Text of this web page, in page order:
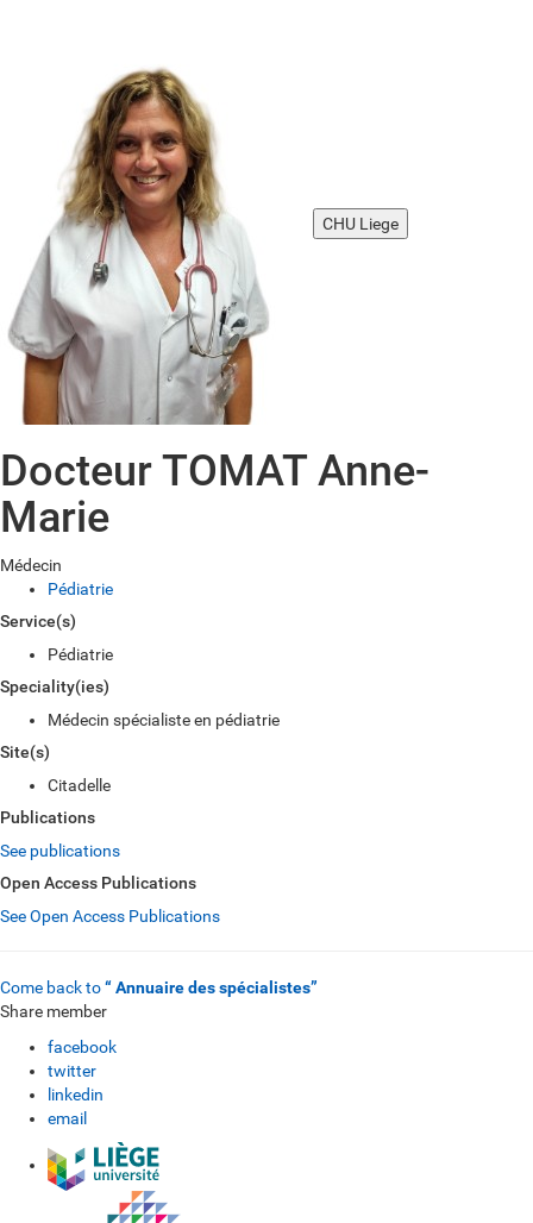
CHU Liege
Docteur TOMAT Anne-
Marie
Médecin
Pédiatrie
Service(s)
Pédiatrie
Speciality(ies)
Médecin spécialiste en pédiatrie
Site(s)
Citadelle
Publications
See publications
Open Access Publications
See Open Access Publications
Come back to“ Annuaire des spécialistes”
Share member
facebook
twitter
linkedin
email